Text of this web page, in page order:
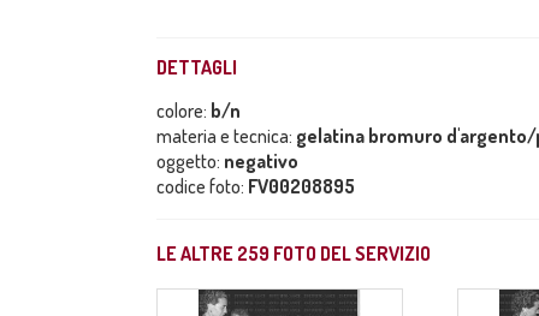
DETTAGLI
colore: b/n
materia e tecnica: gelatina bromuro
oggetto: negativo
codice foto: FV00208895
LE ALTRE 259 FOTO DEL SERVIZIO